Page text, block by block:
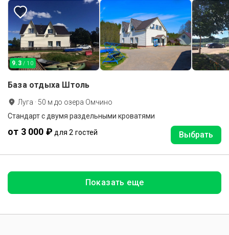
9.3 / 10
База отдыха Штоль
Луга · 50 м до озера Омчино
Стандарт с двумя раздельными кроватями
от 3 000 ₽ для 2 гостей Выбрать
Показать еще